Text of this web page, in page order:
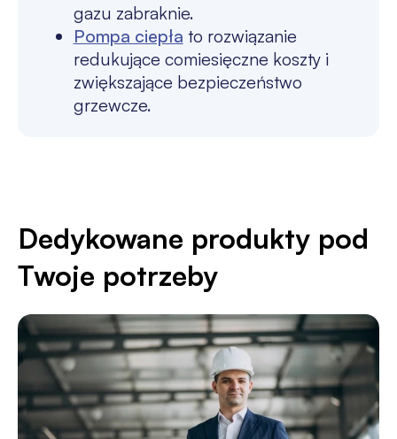
gazu zabraknie.
Pompa ciepła to rozwiązanie
redukujące comiesięczne koszty i
zwiększające bezpieczeństwo
grzewcze.
Dedykowane produkty pod
Twoje potrzeby